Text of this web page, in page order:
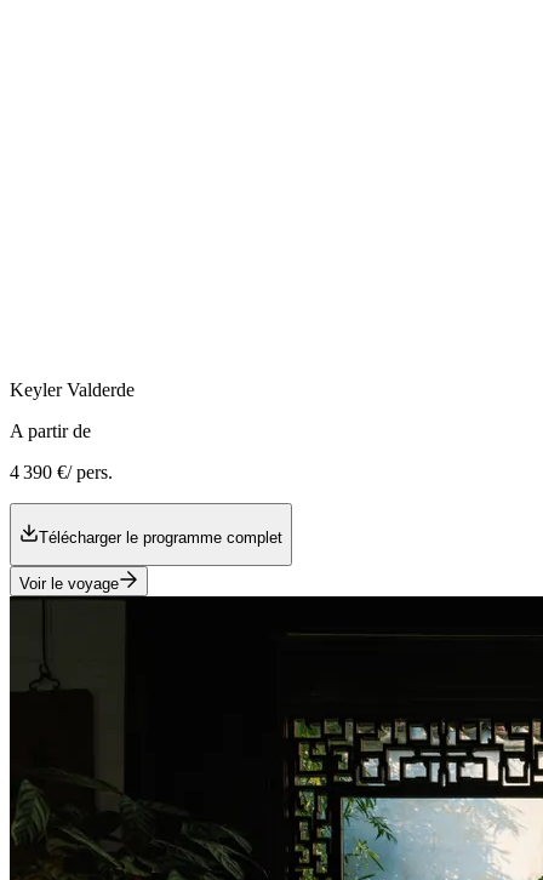
Keyler Valderde
A partir de
4 390 €/ pers.
Télécharger le programme complet
Voir le voyage